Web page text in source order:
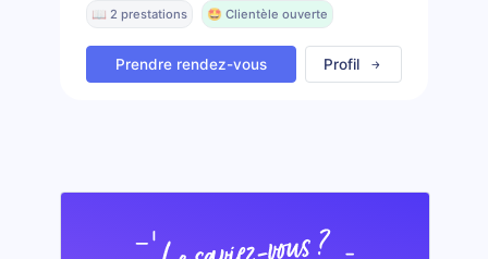
📖 2 prestations 🤩 Clientèle ouverte
Prendre rendez-vous Profil